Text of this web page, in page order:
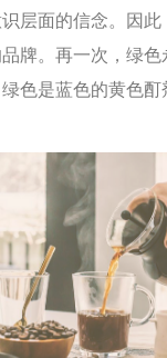
层面的信念。因
牌。再一次，绿
色是蓝色的黄色